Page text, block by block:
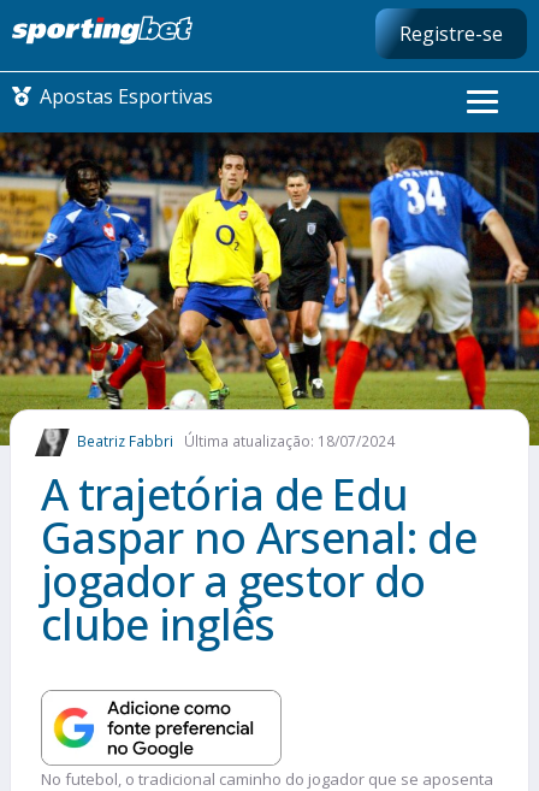
Registre-se
Apostas Esportivas
CONMEBOL LIBERTADORES
FUTEBOL NACIONAL
FUTEBOL INTERNACIONAL
COMO APOSTAR
MAIS ESPORTES
Beatriz Fabbri Última atualização: 18/07/2024
A trajetória de Edu
Gaspar no Arsenal: de
jogador a gestor do
clube inglês
No futebol, o tradicional caminho do jogador que se aposenta